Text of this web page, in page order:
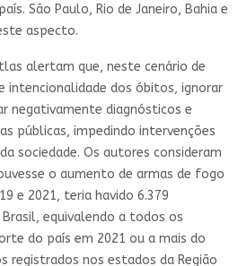
São Paulo, Rio de Janeiro, Bahia e
aspecto.
alertam que, neste cenário de
intencionalidade dos óbitos, ignorar
negativamente diagnósticos e
públicas, impedindo intervenções
sociedade. Os autores consideram
o aumento de armas de fogo
e 2021, teria havido 6.379
equivalendo a todos os
do país em 2021 ou a mais do
registrados nos estados da Região